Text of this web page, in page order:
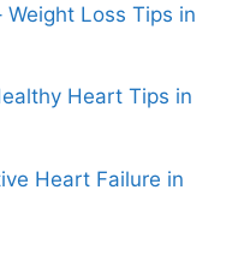
Weight Loss Tips in
Heart Tips in
Heart Failure in